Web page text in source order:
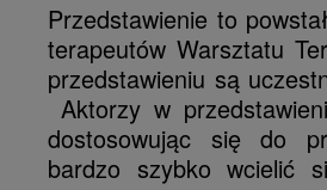
Przedstawienie to
terapeutów Warsztatu
przedstawieniu są
Aktorzy w
dostosowując się do
bardzo szybko wcielić